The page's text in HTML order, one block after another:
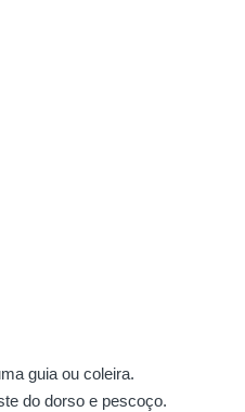
guia ou coleira.
do dorso e pescoço.